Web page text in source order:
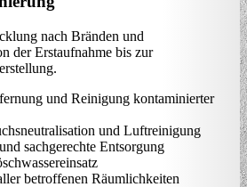
nach Bränden und
der Erstaufnahme bis zur
und Reinigung kontaminierter
und Luftreinigung
sachgerechte Entsorgung
betroffenen Räumlichkeiten